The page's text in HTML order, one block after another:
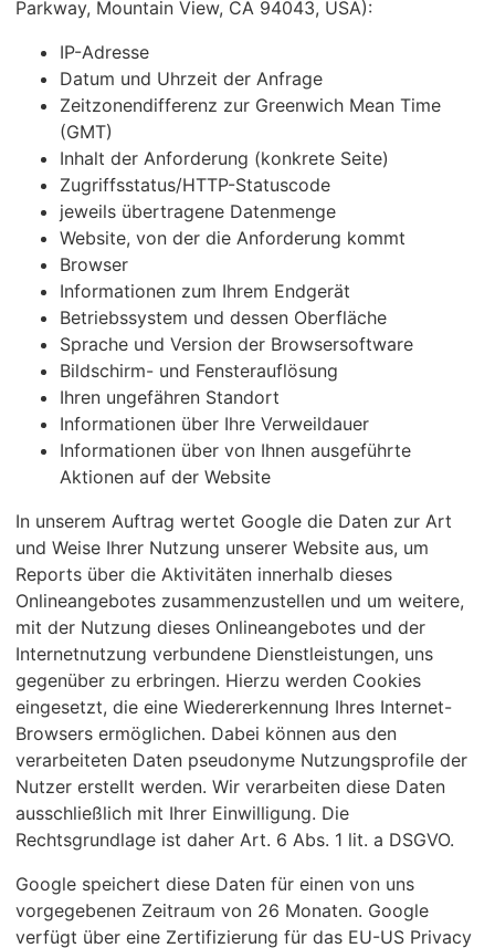
Parkway, Mountain View, CA 94043, USA):
IP-Adresse
Datum und Uhrzeit der Anfrage
Zeitzonendifferenz zur Greenwich Mean Time
(GMT)
Inhalt der Anforderung (konkrete Seite)
Zugriffsstatus/HTTP-Statuscode
jeweils übertragene Datenmenge
Website, von der die Anforderung kommt
Browser
Informationen zum Ihrem Endgerät
Betriebssystem und dessen Oberfläche
Sprache und Version der Browsersoftware
Bildschirm- und Fensterauflösung
Ihren ungefähren Standort
Informationen über Ihre Verweildauer
Informationen über von Ihnen ausgeführte
Aktionen auf der Website
In unserem Auftrag wertet Google die Daten zur Art
und Weise Ihrer Nutzung unserer Website aus, um
Reports über die Aktivitäten innerhalb dieses
Onlineangebotes zusammenzustellen und um weitere,
mit der Nutzung dieses Onlineangebotes und der
Internetnutzung verbundene Dienstleistungen, uns
gegenüber zu erbringen. Hierzu werden Cookies
eingesetzt, die eine Wiedererkennung Ihres Internet-
Browsers ermöglichen. Dabei können aus den
verarbeiteten Daten pseudonyme Nutzungsprofile der
Nutzer erstellt werden. Wir verarbeiten diese Daten
ausschließlich mit Ihrer Einwilligung. Die
Rechtsgrundlage ist daher Art. 6 Abs. 1 lit. a DSGVO.
Google speichert diese Daten für einen von uns
vorgegebenen Zeitraum von 26 Monaten. Google
verfügt über eine Zertifizierung für das EU-US Privacy